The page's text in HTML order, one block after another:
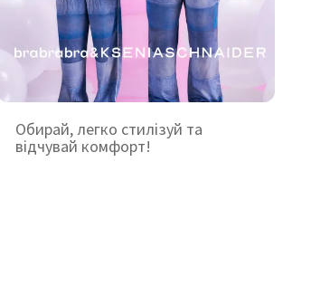
Обирай, легко стилізуй та
відчувай комфорт!